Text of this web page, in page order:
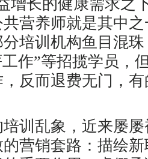
长的健康需求之
营养师就是其中
培训机构鱼目混珠
作”等招揽学员，
反而退费无门，
乱象，近来屡屡
营销套路：描绘